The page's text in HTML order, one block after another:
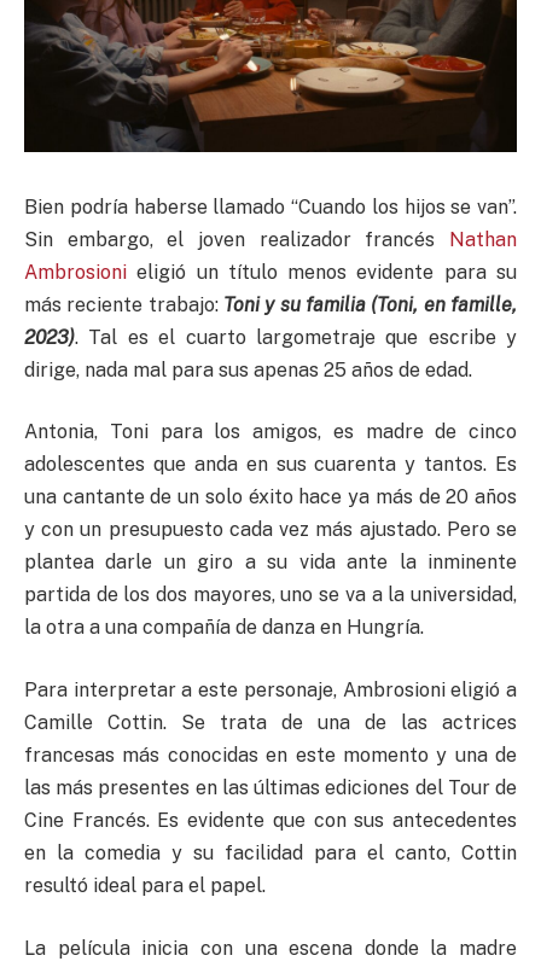
Bien podría haberse llamado “Cuando los hijos se van”.
Sin embargo, el joven realizador francés Nathan
Ambrosioni eligió un título menos evidente para su
más reciente trabajo: Toni y su familia (Toni, en famille,
2023). Tal es el cuarto largometraje que escribe y
dirige, nada mal para sus apenas 25 años de edad.
Antonia, Toni para los amigos, es madre de cinco
adolescentes que anda en sus cuarenta y tantos. Es
una cantante de un solo éxito hace ya más de 20 años
y con un presupuesto cada vez más ajustado. Pero se
plantea darle un giro a su vida ante la inminente
partida de los dos mayores, uno se va a la universidad,
la otra a una compañía de danza en Hungría.
Para interpretar a este personaje, Ambrosioni eligió a
Camille Cottin. Se trata de una de las actrices
francesas más conocidas en este momento y una de
las más presentes en las últimas ediciones del Tour de
Cine Francés. Es evidente que con sus antecedentes
en la comedia y su facilidad para el canto, Cottin
resultó ideal para el papel.
La película inicia con una escena donde la madre